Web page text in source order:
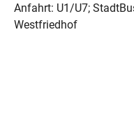
Anfahrt: U1/U7;
Westfriedhof